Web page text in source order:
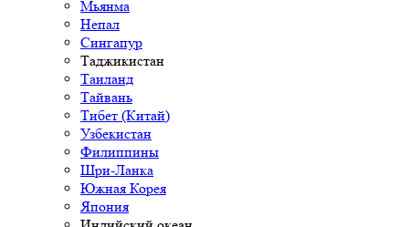
Мьянма
Непал
Сингапур
Таджикистан
Таиланд
Тайвань
Тибет (Китай)
Узбекистан
Филиппины
Шри-Ланка
Южная Корея
Япония